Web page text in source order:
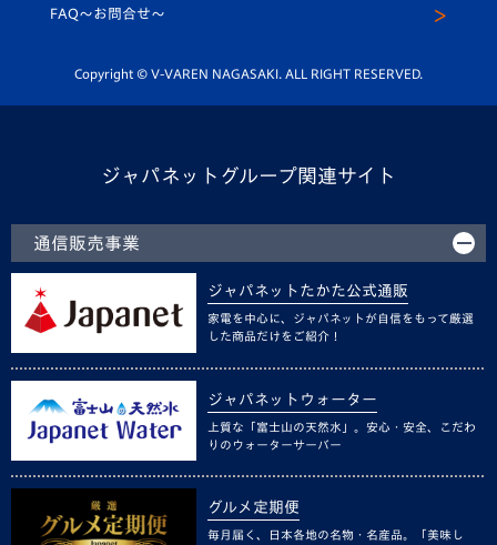
平和祈念活動
ホームタウン活動
スクール
FAQ〜お問合せ〜
Copyright © V-VAREN NAGASAKI. ALL RIGHT RESERVED.
ジャパネットグループ関連サイト
通信販売事業
ジャパネットたかた公式通販
家電を中心に、ジャパネットが自信をもって厳選
した商品だけをご紹介！
ジャパネットウォーター
上質な「富士山の天然水」。安心・安全、こだわ
りのウォーターサーバー
グルメ定期便
毎月届く、日本各地の名物・名産品。「美味し